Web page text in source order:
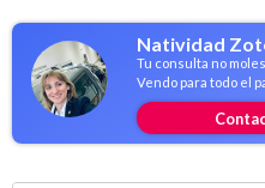
Natividad
Tu consulta no
Vendo para todo el